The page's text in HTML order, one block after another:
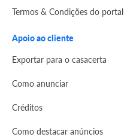
Termos & Condições do portal
Apoio ao cliente
Exportar para o casacerta
Como anunciar
Créditos
Como destacar anúncios